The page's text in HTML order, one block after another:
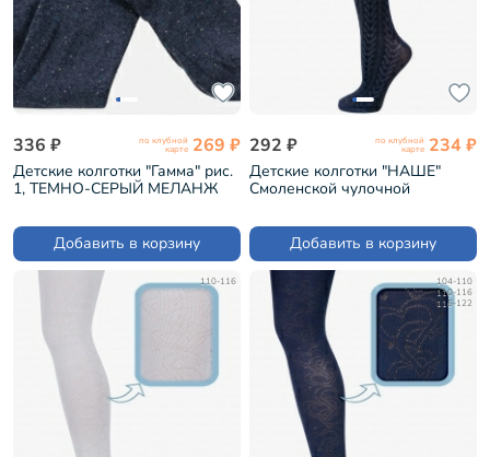
336 ₽ по клубной
карте 269 ₽
Детские колготки "Гамма" рис.
1, ТЕМНО-СЕРЫЙ МЕЛАНЖ
Добавить в корзину
292 ₽ по клубной
карте 234 ₽
Детские колготки "НАШЕ"
Смоленской чулочной
СИНИЕ №3-1 (122с9)
Добавить в корзину
110-116
104-110
110-116
116-122